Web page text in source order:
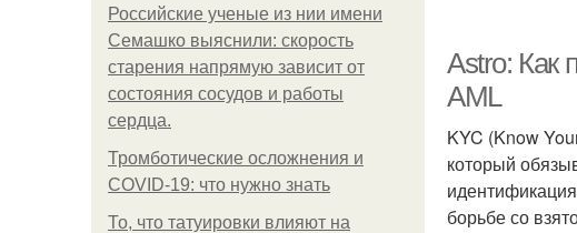
Российские ученые из нии имени
Семашко выяснили: скорость
старения напрямую зависит от
состояния сосудов и работы
сердца.
Тромботические осложнения и
COVID-19: что нужно знать
То, что татуировки влияют на
Astro: Как
AML
KYC (Know
который
борьбе со